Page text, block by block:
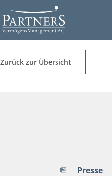
Zurück zur Übersicht
Presse